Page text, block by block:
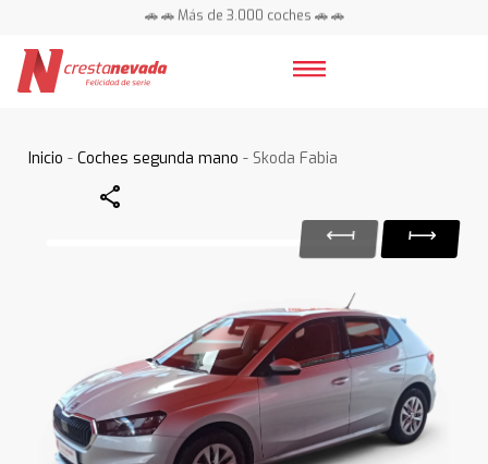
🚗 🚗 Más de 3.000 coches 🚗 🚗
Inicio -Coches segunda mano - Skoda Fabia
Share